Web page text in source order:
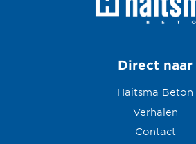
Direct naar
Haitsma Beton
Verhalen
Contact